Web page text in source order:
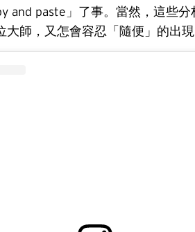
and paste」了事。當然，這些
大師，又怎會容忍「隨便」的出現